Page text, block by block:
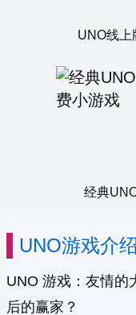
UNO线上
经典
UNO游戏介绍
UNO 游戏：友情的
后的赢家？